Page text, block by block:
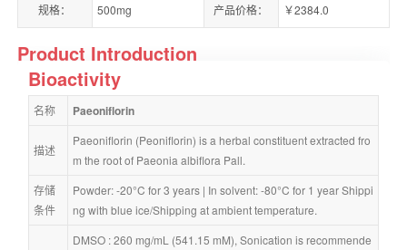
规格： 500mg 产品价格： ￥2384.0
Product Introduction
Bioactivity
名称 Paeoniflorin
描述
Paeoniflorin (Peoniflorin) is a herbal constituent extracted fro
m the root of Paeonia albiflora Pall.
存储
条件
Powder: -20°C for 3 years | In solvent: -80°C for 1 year Shippi
ng with blue ice/Shipping at ambient temperature.
DMSO : 260 mg/mL (541.15 mM), Sonication is recommende